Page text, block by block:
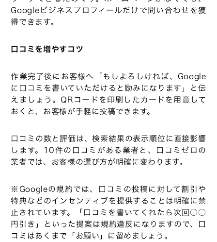
Googleビジネスプロフィールだけで問い合わせを獲
得できます。
口コミを増やすコツ
作業完了後にお客様へ「もしよろしければ、Google
に口コミを書いていただけると励みになります」と伝
えましょう。QRコードを印刷したカードを用意して
おくと、お客様が手軽に投稿できます。
口コミの数と評価は、検索結果の表示順位に直接影響
します。10件の口コミがある業者と、口コミゼロの
業者では、お客様の選び方が明確に変わります。
※Googleの規約では、口コミの投稿に対して割引や
特典などのインセンティブを提供することは明確に禁
止されています。「口コミを書いてくれたら次回○○
円引き」といった提案は規約違反になりますので、口
コミはあくまで「お願い」に留めましょう。